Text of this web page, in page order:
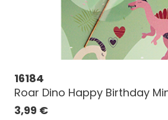
16184
Roar Dino Happy Birthday
3,99 €